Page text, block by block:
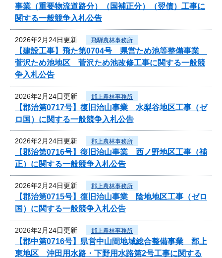
事業（重要物流道路分）（国補正分）（翌債）工事に
関する一般競争入札公告
2026年2月24日更新 飛騨農林事務所
【建設工事】飛た第0704号 県営ため池等整備事業
菅沢ため池地区 菅沢ため池改修工事に関する一般競
争入札公告
2026年2月24日更新 郡上農林事務所
【郡治第0717号】復旧治山事業 水梨谷地区工事（ゼ
ロ国）に関する一般競争入札公告
2026年2月24日更新 郡上農林事務所
【郡治第0716号】復旧治山事業 西ノ野地区工事（補
正）に関する一般競争入札公告
2026年2月24日更新 郡上農林事務所
【郡治第0715号】復旧治山事業 陰地地区工事（ゼロ
国）に関する一般競争入札公告
2026年2月24日更新 郡上農林事務所
【郡中第0716号】県営中山間地域総合整備事業 郡上
東地区 沖田用水路・下野用水路第2号工事に関する